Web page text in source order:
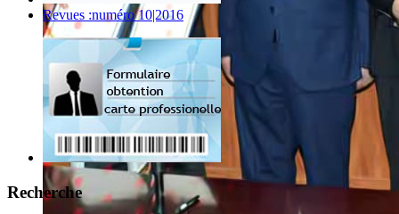
Revues :numéro 10|2016
Recherche